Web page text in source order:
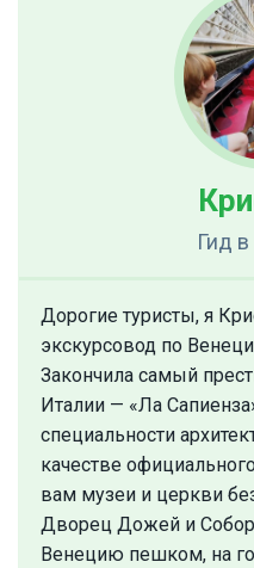
Гид
Дорогие туристы, я
экскурсовод по
Закончила самый
Италии — «Ла
специальности
качестве
вам музеи и церкви
Дворец Дожей и
Венецию пешком, на